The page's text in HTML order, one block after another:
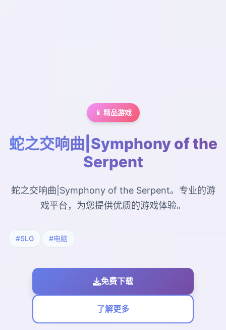
📱 精品游戏
蛇之交响曲|Symphony of the
Serpent
蛇之交响曲|Symphony of the Serpent。专业的游
戏平台，为您提供优质的游戏体验。
#SLG #电脑
免费下载
了解更多